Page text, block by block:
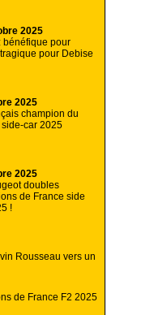
2025
bénéfique pour
pour Debise
2025
champion du
side-car 2025
2025
doubles
de France side
!
Rousseau vers un
de France F2 2025